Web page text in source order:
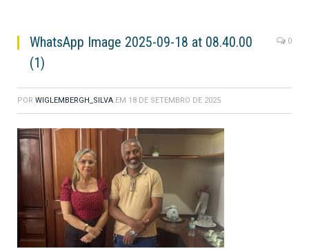
WhatsApp Image 2025-09-18 at 08.40.00
(1)
0
POR WIGLEMBERGH_SILVA EM 18 DE SETEMBRO DE 2025